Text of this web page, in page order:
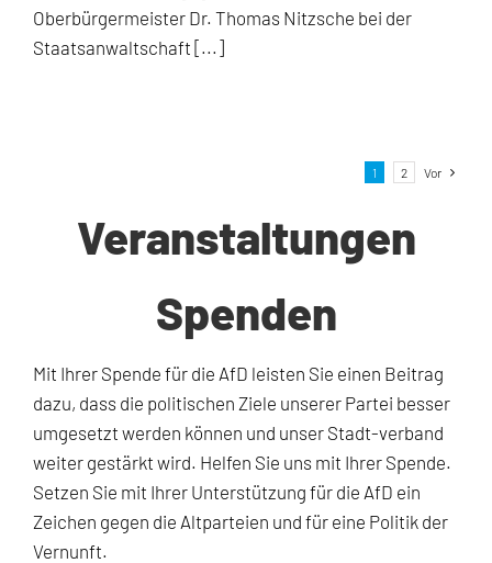
Oberbürgermeister Dr. Thomas Nitzsche bei der
Staatsanwaltschaft [...]
1 2 Vor
Veranstaltungen
Spenden
Mit Ihrer Spende für die AfD leisten Sie einen Beitrag
dazu, dass die politischen Ziele unserer Partei besser
umgesetzt werden können und unser Stadt-verband
weiter gestärkt wird. Helfen Sie uns mit Ihrer Spende.
Setzen Sie mit Ihrer Unterstützung für die AfD ein
Zeichen gegen die Altparteien und für eine Politik der
Vernunft.